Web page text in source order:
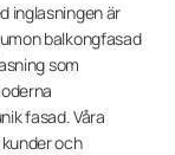
inglasningen är
balkongfasad
som
fasad. Våra
och